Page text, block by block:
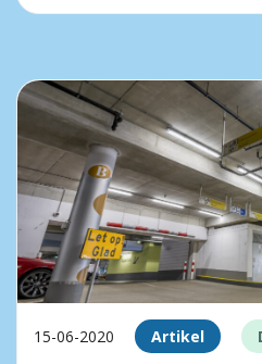
15-06-2020 Artikel